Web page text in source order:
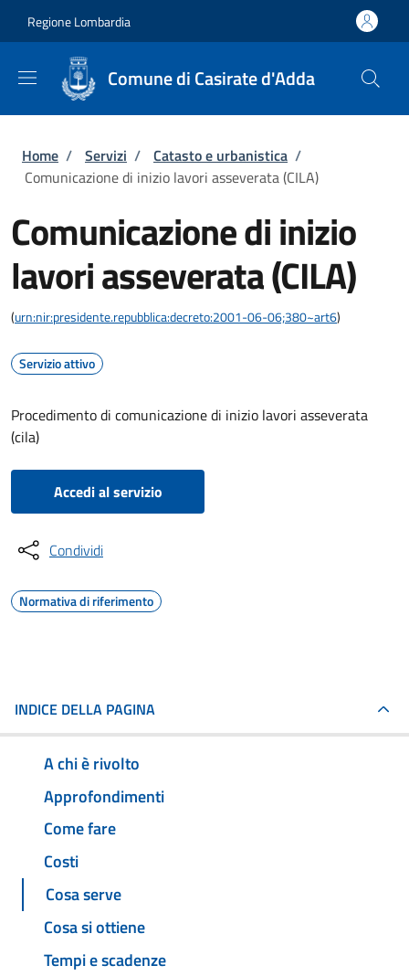
Regione Lombardia
Comune di Casirate d'Adda
Briciole di pane
Home / Servizi / Catasto e urbanistica /
Comunicazione di inizio lavori asseverata (CILA)
Comunicazione di inizio
lavori asseverata (CILA)
(urn:nir:presidente.repubblica:decreto:2001-06-06;380~art6)
Servizio attivo
Procedimento di comunicazione di inizio lavori asseverata
(cila)
Accedi al servizio
Condividi
Normativa di riferimento
INDICE DELLA PAGINA
A chi è rivolto
Approfondimenti
Come fare
Costi
Cosa serve
Cosa si ottiene
Tempi e scadenze